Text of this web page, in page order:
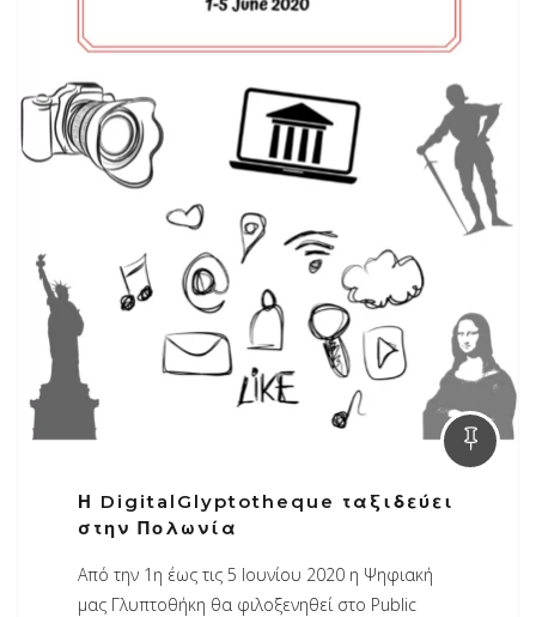
Η DigitalGlyptotheque ταξιδεύει
στην Πολωνία
Από την 1η έως τις 5 Ιουνίου 2020 η Ψηφιακή
μας Γλυπτοθήκη θα φιλοξενηθεί στο Public